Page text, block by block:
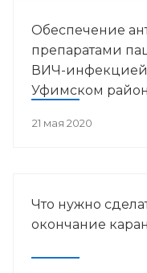
Обеспечение
препаратами
ВИЧ-
Уфимском
21 мая 2020
Что нужно
окончание